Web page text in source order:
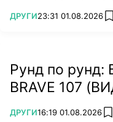
ПОВЕЧЕ ОТ
ДРУГИ23:31 01.08.2026
Рунд по рунд:
BRAVE 107
ПОВЕЧЕ ОТ
ДРУГИ16:19 01.08.2026